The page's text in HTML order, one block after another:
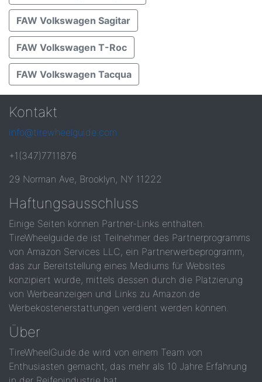
FAW Volkswagen Sagitar
FAW Volkswagen T-Roc
FAW Volkswagen Tacqua
Kontakt
info@tirewheelguide.com
+1(347)7711876
29 Norman Ave, Brooklyn, NY 11222
Haftungsausschluss
Einige Seiten können Partner-Links enthalten.
TireWheelguide.de ist Teilnehmer des Partnerprogramms
von Amazon Services LLC, ein Partnerwerbeprogramm,
das zur Bereitstellung eines Mediums für Websites
konzipiert wurde, mittels dessen durch die Platzierung
von Werbeanzeigen und Links zu Amazon.de
Werbekostenerstattungen verdient werden können.
Über
TireWheelGuide.de wird von einem Team von
Enthusiasten gemacht, das mehr als 10 Jahre Erfahrung